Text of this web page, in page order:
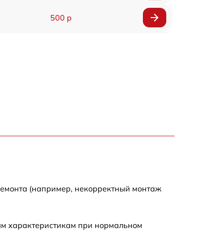
500 р
(например, некорректный монтаж
характеристикам при нормальном